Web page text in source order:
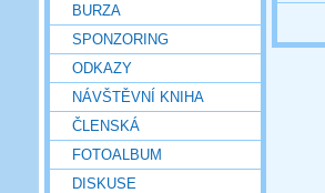
BURZA
SPONZORING
ODKAZY
NÁVŠTĚVNÍ KNIHA
ČLENSKÁ
FOTOALBUM
DISKUSE